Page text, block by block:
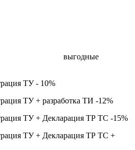
выгодные
ТУ - 10%
ТУ + разработка ТИ -12%
ТУ + Декларация ТР ТС -15%
ТУ + Декларация ТР ТС +